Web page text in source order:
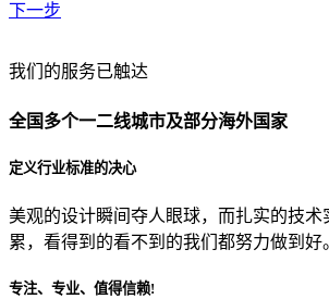
下一步
贵公司预算范围是？
贵公司的团队规模是？
目前主要的营销渠道是？
我们的服务已触达
全国多个一二线城市及部分海外国家
定义行业标准的决心
美观的设计瞬间夺人眼球，而扎实的技术
累，看得到的看不到的我们都努力做到好
专注、专业、值得信赖!